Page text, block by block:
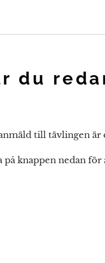
du
till tävlingen
på knappen nedan